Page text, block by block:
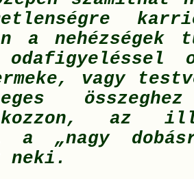
a nehézségek
vagy
az
a „nagy
neki.